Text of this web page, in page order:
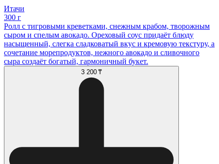
Итачи
300 г
Ролл с тигровыми креветками, снежным крабом, творожным
сыром и спелым авокадо. Ореховый соус придаёт блюду
насыщенный, слегка сладковатый вкус и кремовую текстуру, а
сочетание морепродуктов, нежного авокадо и сливочного
сыра создаёт богатый, гармоничный букет.
3 200 ₸